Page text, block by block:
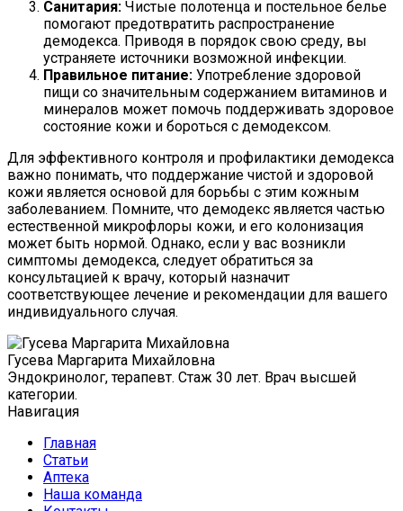
Санитария: Чистые полотенца и постельное белье
помогают предотвратить распространение
демодекса. Приводя в порядок свою среду, вы
устраняете источники возможной инфекции.
Правильное питание: Употребление здоровой
пищи со значительным содержанием витаминов и
минералов может помочь поддерживать здоровое
состояние кожи и бороться с демодексом.
Для эффективного контроля и профилактики демодекса
важно понимать, что поддержание чистой и здоровой
кожи является основой для борьбы с этим кожным
заболеванием. Помните, что демодекс является частью
естественной микрофлоры кожи, и его колонизация
может быть нормой. Однако, если у вас возникли
симптомы демодекса, следует обратиться за
консультацией к врачу, который назначит
соответствующее лечение и рекомендации для вашего
индивидуального случая.
Гусева Маргарита Михайловна
Эндокринолог, терапевт. Стаж 30 лет. Врач высшей
категории.
Навигация
Главная
Статьи
Аптека
Наша команда